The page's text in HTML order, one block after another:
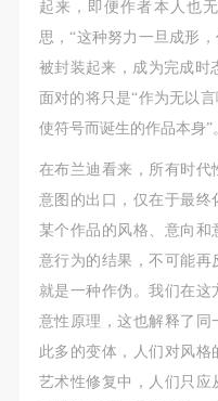
起来，即便作者本人也
思，“这种努力一旦成形
被封装起来，成为完成时
面对的将只是“作为无以
使符号而诞生的作品本身”。
在布兰迪看来，所有时
意图的出口，仅在于最
某个作品的风格、意向
意行为的结果，不可能再
就是一种作伪。我们在
意性原理，这也解释了同
此多的变体，人们对风
艺术性修复中，人们只应
验证码